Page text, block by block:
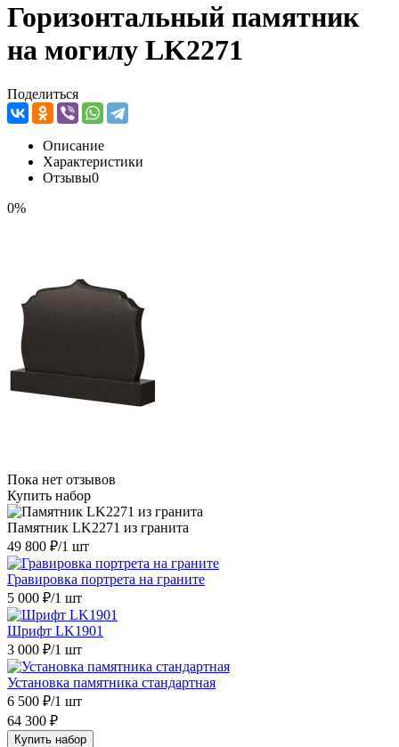
Горизонтальный памятник
на могилу LK2271
Поделиться
Описание
Характеристики
Отзывы0
0%
Пока нет отзывов
Купить набор
Памятник LK2271 из гранита
49 800 ₽/1 шт
Гравировка портрета на граните
5 000 ₽/1 шт
Шрифт LK1901
3 000 ₽/1 шт
Установка памятника стандартная
6 500 ₽/1 шт
64 300 ₽
Купить набор